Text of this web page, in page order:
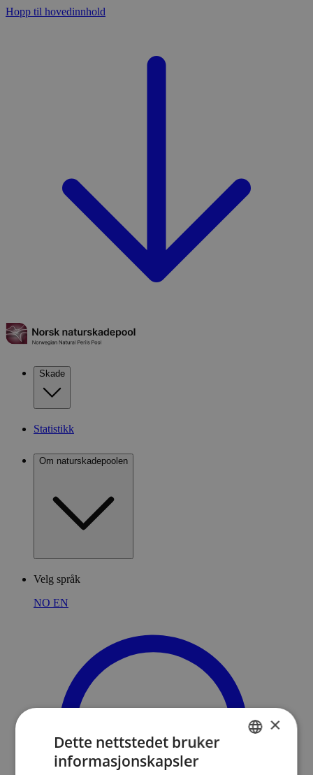
Hopp til hovedinnhold
Skade
Statistikk
Om naturskadepoolen
Velg språk
NO EN
×
Dette nettstedet bruker
informasjonskapsler